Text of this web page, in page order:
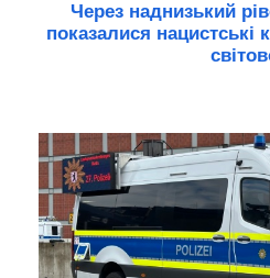
Через наднизький
показалися нацистські